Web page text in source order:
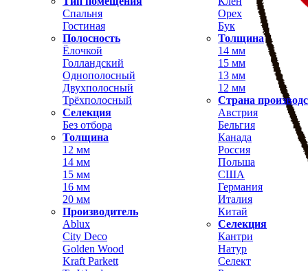
Спальня
Гостиная
Полосность
Ёлочкой
Голландский
Однополосный
Двухполосный
Трёхполосный
Селекция
Без отбора
Орех
Бук
Толщина
14 мм
15 мм
13 мм
12 мм
Страна
Австрия
Бельгия
Толщина
12 мм
14 мм
15 мм
16 мм
20 мм
Производитель
Ablux
City Deco
Golden Wood
Kraft Parkett
Канада
Россия
Польша
США
Германия
Италия
Китай
Селекция
Кантри
Натур
Селект